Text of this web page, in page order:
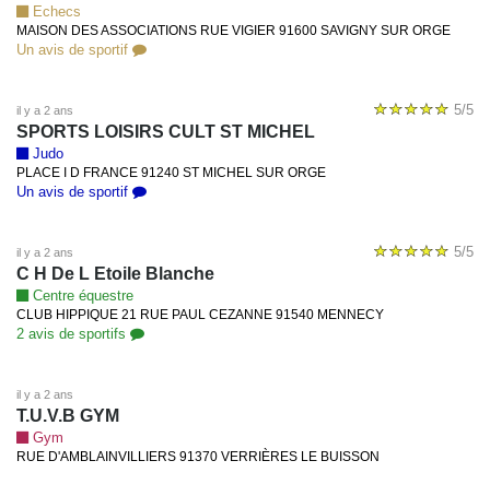
Echecs
MAISON DES ASSOCIATIONS RUE VIGIER 91600 SAVIGNY SUR ORGE
Un avis de sportif
il y a 2 ans 5/5
SPORTS LOISIRS CULT ST MICHEL
Judo
PLACE I D FRANCE 91240 ST MICHEL SUR ORGE
Un avis de sportif
il y a 2 ans 5/5
C H De L Etoile Blanche
Centre équestre
CLUB HIPPIQUE 21 RUE PAUL CEZANNE 91540 MENNECY
2 avis de sportifs
il y a 2 ans
T.U.V.B GYM
Gym
RUE D'AMBLAINVILLIERS 91370 VERRIÈRES LE BUISSON